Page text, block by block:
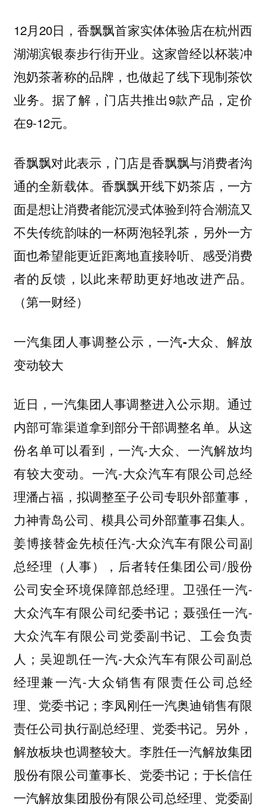
12月20日，香飘飘首家实体体验店在杭州西
湖湖滨银泰步行街开业。这家曾经以杯装冲
泡奶茶著称的品牌，也做起了线下现制茶饮
业务。据了解，门店共推出9款产品，定价
在9-12元。
香飘飘对此表示，门店是香飘飘与消费者沟
通的全新载体。香飘飘开线下奶茶店，一方
面是想让消费者能沉浸式体验到符合潮流又
不失传统韵味的一杯两泡轻乳茶，另外一方
面也希望能更近距离地直接聆听、感受消费
者的反馈，以此来帮助更好地改进产品。
（第一财经）
一汽集团人事调整公示，一汽-大众、解放
变动较大
近日，一汽集团人事调整进入公示期。通过
内部可靠渠道拿到部分干部调整名单。从这
份名单可以看到，一汽-大众、一汽解放均
有较大变动。一汽-大众汽车有限公司总经
理潘占福，拟调整至子公司专职外部董事，
力神青岛公司、模具公司外部董事召集人。
姜博接替金先桢任汽-大众汽车有限公司副
总经理（人事），后者转任集团公司/股份
公司安全环境保障部总经理。卫强任一汽-
大众汽车有限公司纪委书记；聂强任一汽-
大众汽车有限公司党委副书记、工会负责
人；吴迎凯任一汽-大众汽车有限公司副总
经理兼一汽-大众销售有限责任公司总经
理、党委书记；李凤刚任一汽奥迪销售有限
责任公司执行副总经理、党委书记。另外，
解放板块也调整较大。李胜任一汽解放集团
股份有限公司董事长、党委书记；于长信任
一汽解放集团股份有限公司总经理、党委副